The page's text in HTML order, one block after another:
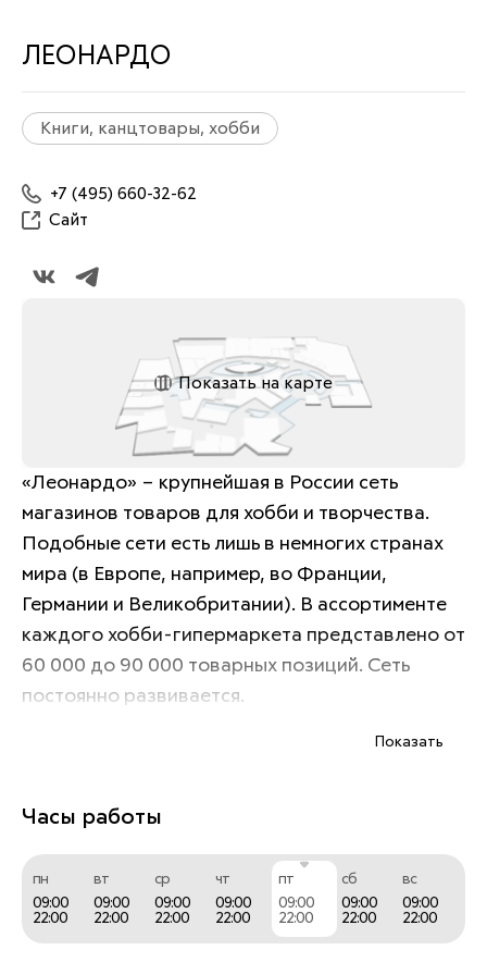
ЛЕОНАРДО
Книги, канцтовары, хобби
+7 (495) 660-32-62
Сайт
Показать на карте
«Леонардо» – крупнейшая в России сеть
магазинов товаров для хобби и творчества.
Подобные сети есть лишь в немногих странах
мира (в Европе, например, во Франции,
Германии и Великобритании). В ассортименте
каждого хобби-гипермаркета представлено от
60 000 до 90 000 товарных позиций. Сеть
постоянно развивается.
смогут найти широкий выбор товаров для
флористики, шитья, скрапбукинга, вязания,
чеканки, декупажа), а также богатую подборку
детских развивающих игр и наборов, товары
Показать
Часы работы
пн
09:00
22:00
вт
09:00
22:00
ср
09:00
22:00
чт
09:00
22:00
пт
09:00
22:00
сб
09:00
22:00
вс
09:00
22:00